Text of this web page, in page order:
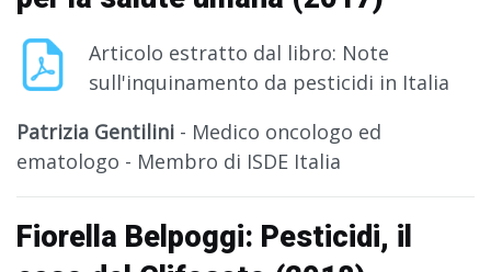
Articolo estratto dal libro: Note
sull'inquinamento da pesticidi in Italia
Patrizia Gentilini - Medico oncologo ed
ematologo - Membro di ISDE Italia
Fiorella Belpoggi: Pesticidi, il